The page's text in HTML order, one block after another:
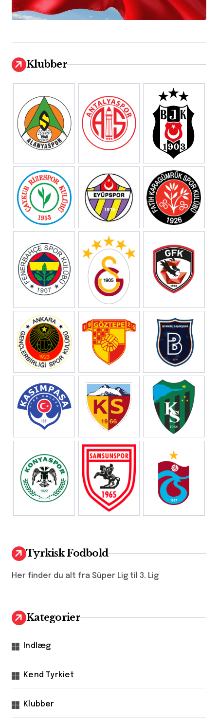
Klubber
Tyrkisk Fodbold
Her finder du alt fra Süper Lig til 3. Lig
Kategorier
Indlæg
Kend Tyrkiet
Klubber